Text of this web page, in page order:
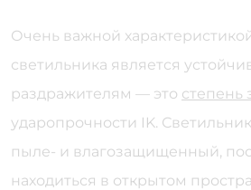
Очень важной
светильника является
раздражителям — это степень
ударопрочности IK.
пыле- и влагозащищенный,
находиться в открытом